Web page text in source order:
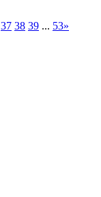
37 38 39 ... 53»